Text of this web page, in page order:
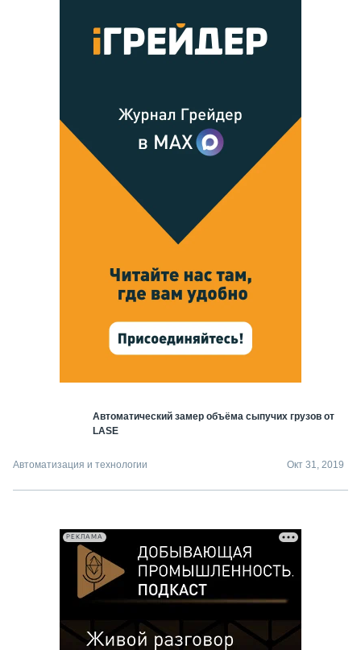
Автоматический замер объёма сыпучих грузов от
LASE
Автоматизация и технологии Окт 31, 2019
РЕКЛАМА